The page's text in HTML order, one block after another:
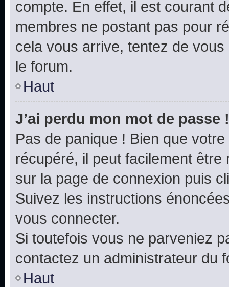
compte. En effet, il est courant
membres ne postant pas pour
cela vous arrive, tentez de
le forum.
Haut
J’ai perdu mon mot de passe !
Pas de panique ! Bien que
récupéré, il peut facilement
sur la page de connexion puis
Suivez les instructions
vous connecter.
Si toutefois vous ne parveniez
contactez un administrateur du
Haut